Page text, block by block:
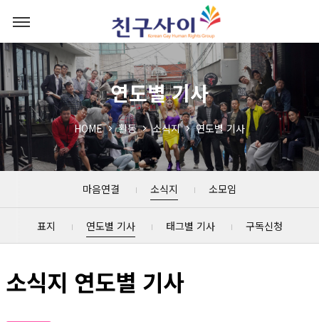
연도별 기사
HOME 활동 소식지 연도별 기사
마음연결 소식지 소모임
표지 연도별 기사 태그별 기사 구독신청
소식지 연도별 기사